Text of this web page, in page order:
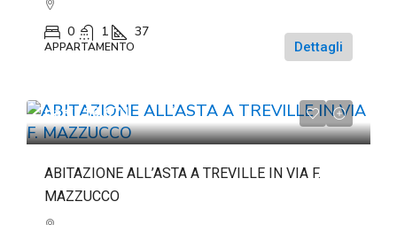
0 1 37
APPARTAMENTO Dettagli
da€116.671
ABITAZIONE ALL’ASTA A TREVILLE IN VIA F.
MAZZUCCO